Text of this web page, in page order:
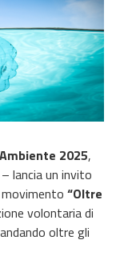
2025,
lancia un invito
“Oltre
volontaria di
oltre gli